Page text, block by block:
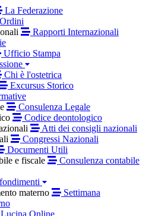
La Federazione
Rapporti Internazionali
Ufficio Stampa
Chi è l'ostetrica
Excursus Storico
Consulenza Legale
Codice deontologico
Atti dei consigli nazionali
Congressi Nazionali
Documenti Utili
e fiscale
Consulenza contabile
materno
Settimana
Lucina Online